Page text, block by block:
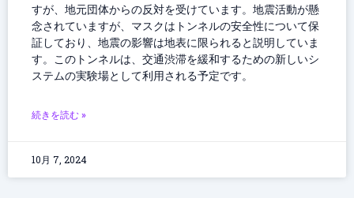
すが、地元団体からの反対を受けています。地震活動が懸
念されていますが、マスクはトンネルの安全性について保
証しており、地震の影響は地表に限られると説明していま
す。このトンネルは、交通渋滞を緩和するための新しいシ
ステムの実験場として利用される予定です。
続きを読む »
10月 7, 2024